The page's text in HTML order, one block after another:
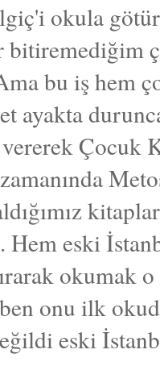
okula
bu iş hem
ayakta
vererek
eski
okumak
onu ilk
eski